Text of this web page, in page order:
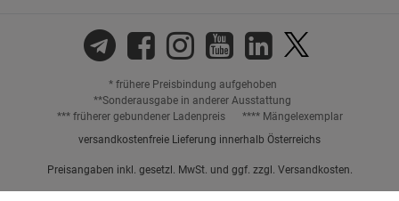
* frühere Preisbindung aufgehoben
**Sonderausgabe in anderer Ausstattung
*** früherer gebundener Ladenpreis
**** Mängelexemplar
versandkostenfreie Lieferung innerhalb Österreichs
Preisangaben inkl. gesetzl. MwSt. und ggf. zzgl. Versandkosten.